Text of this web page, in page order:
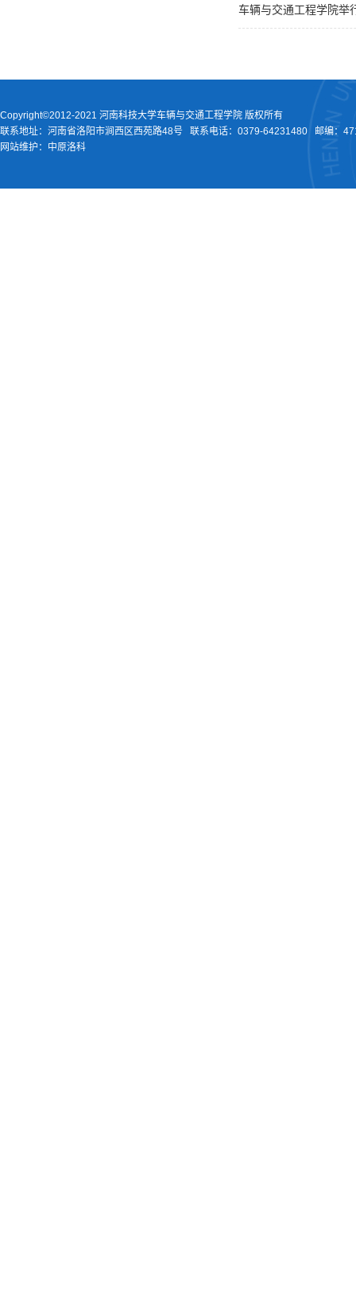
车辆与交通工程学院举
Copyright©2012-2021 河南科技大学车辆与交通工程学院 版权所有
联系地址：河南省洛阳市涧西区西苑路48号
联系电话： 0379-64231480
邮编：
网站维护：中原洛科